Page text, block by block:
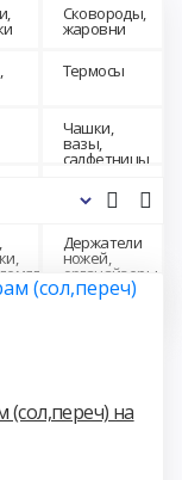
Сковороды,
жаровни
Термосы
Чашки,
вазы,
салфетницы,
конфетницы
и
Держатели
ножей,
органайзеры,
подставки
на